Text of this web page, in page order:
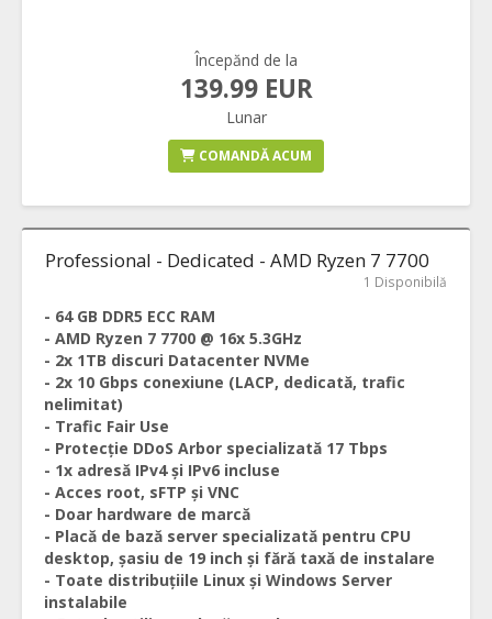
Începănd de la
139.99 EUR
Lunar
COMANDĂ ACUM
Professional - Dedicated - AMD Ryzen 7 7700
1 Disponibilă
- 64 GB DDR5 ECC RAM
- AMD Ryzen 7 7700 @ 16x 5.3GHz
- 2x 1TB discuri Datacenter NVMe
- 2x 10 Gbps conexiune (LACP, dedicată, trafic
nelimitat)
- Trafic Fair Use
- Protecție DDoS Arbor specializată 17 Tbps
- 1x adresă IPv4 și IPv6 incluse
- Acces root, sFTP și VNC
- Doar hardware de marcă
- Placă de bază server specializată pentru CPU
desktop, șasiu de 19 inch și fără taxă de instalare
- Toate distribuțiile Linux și Windows Server
instalabile